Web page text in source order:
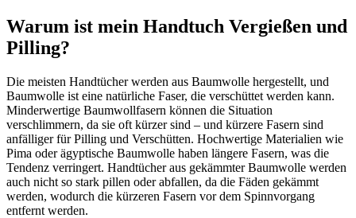
Warum ist mein Handtuch Vergießen und
Pilling?
Die meisten Handtücher werden aus Baumwolle hergestellt, und
Baumwolle ist eine natürliche Faser, die verschüttet werden kann.
Minderwertige Baumwollfasern können die Situation
verschlimmern, da sie oft kürzer sind – und kürzere Fasern sind
anfälliger für Pilling und Verschütten. Hochwertige Materialien wie
Pima oder ägyptische Baumwolle haben längere Fasern, was die
Tendenz verringert. Handtücher aus gekämmter Baumwolle werden
auch nicht so stark pillen oder abfallen, da die Fäden gekämmt
werden, wodurch die kürzeren Fasern vor dem Spinnvorgang
entfernt werden.